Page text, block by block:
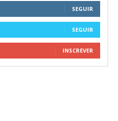
SEGUIR
SEGUIR
INSCREVER